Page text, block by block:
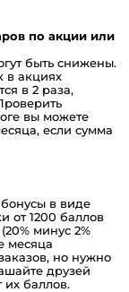
по акции или
быть снижены.
в акциях
в 2 раза,
вы можете
если сумма
в виде
от 1200 баллов
минус 2%
месяца
но нужно
друзей
их баллов.